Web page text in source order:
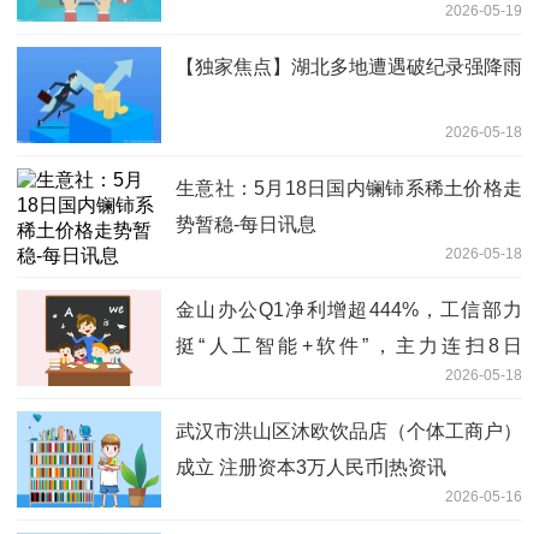
2026-05-19
【独家焦点】湖北多地遭遇破纪录强降雨
2026-05-18
生意社：5月18日国内镧铈系稀土价格走
势暂稳-每日讯息
2026-05-18
金山办公Q1净利增超444%，工信部力
挺“人工智能+软件”，主力连扫8日
2026-05-18
武汉市洪山区沐欧饮品店（个体工商户）
成立 注册资本3万人民币|热资讯
2026-05-16